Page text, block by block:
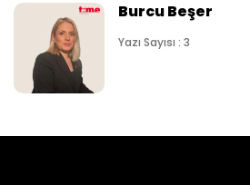
Burcu Beşer
Yazı Sayısı : 3